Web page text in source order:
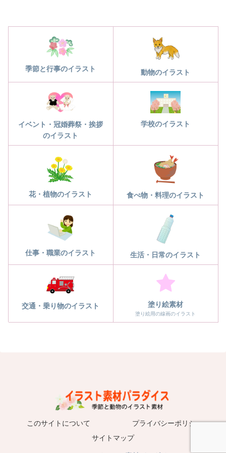
季節と行事のイラスト 動物のイラスト
イベント・冠婚葬祭・挨拶
のイラスト
学校のイラスト
花・植物のイラスト 食べ物・料理のイラスト
仕事・職業のイラスト 生活・日常のイラスト
交通・乗り物のイラスト 塗り絵素材
塗り絵用の線画のイラスト
このサイトについて
プライバシーポリシー
サイトマップ